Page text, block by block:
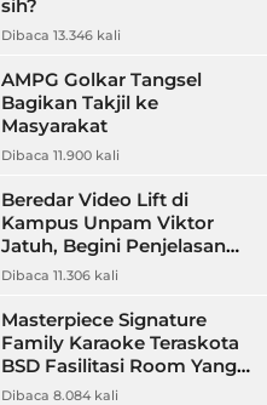
sih?
Dibaca 13.346 kali
AMPG Golkar Tangsel
Bagikan Takjil ke
Masyarakat
Dibaca 11.900 kali
Beredar Video Lift di
Kampus Unpam Viktor
Jatuh, Begini Penjelasan
Rektor Unpam
Dibaca 11.306 kali
Masterpiece Signature
Family Karaoke Teraskota
BSD Fasilitasi Room Yang
Nyaman dan Harga
Dibaca 8.084 kali